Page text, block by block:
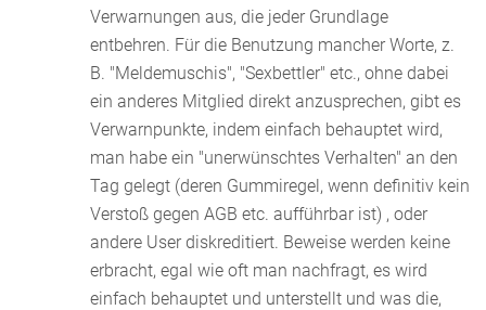
Verwarnungen aus, die jeder Grundlage
entbehren. Für die Benutzung mancher Worte, z.
B. "Meldemuschis", "Sexbettler" etc., ohne dabei
ein anderes Mitglied direkt anzusprechen, gibt es
Verwarnpunkte, indem einfach behauptet wird,
man habe ein "unerwünschtes Verhalten" an den
Tag gelegt (deren Gummiregel, wenn definitiv kein
Verstoß gegen AGB etc. aufführbar ist) , oder
andere User diskreditiert. Beweise werden keine
erbracht, egal wie oft man nachfragt, es wird
einfach behauptet und unterstellt und was die,